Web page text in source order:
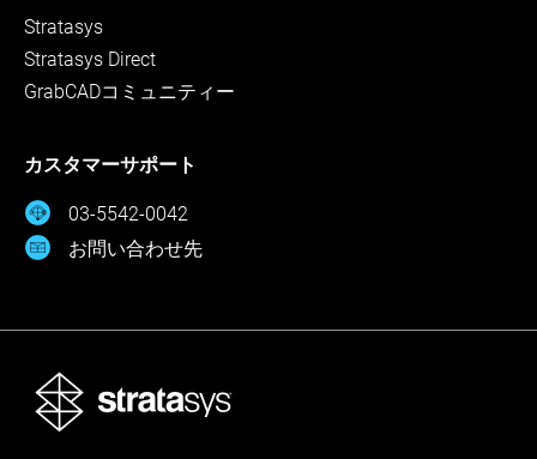
Stratasys
Stratasys Direct
GrabCADコミュニティー
カスタマーサポート
03-5542-0042
お問い合わせ先